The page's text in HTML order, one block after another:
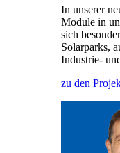
In unserer
Module in
sich
Solarparks,
Industrie-
zu den